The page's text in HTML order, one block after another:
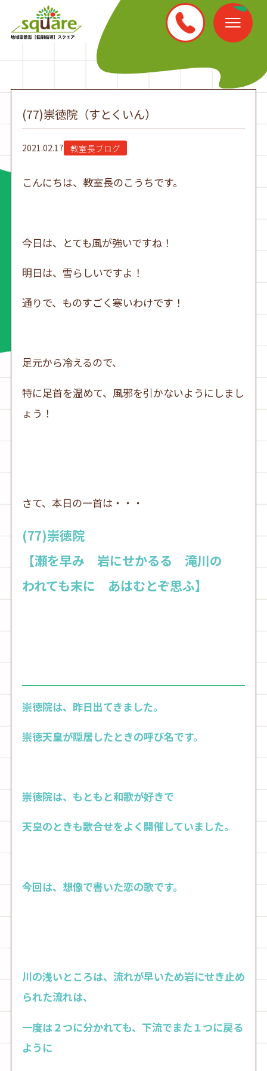
(77)崇徳院（すとくいん）
2021.02.17 教室長ブログ
こんにちは、教室長のこうちです。
今日は、とても風が強いですね！
明日は、雪らしいですよ！
通りで、ものすごく寒いわけです！
足元から冷えるので、
特に足首を温めて、風邪を引かないようにしまし
ょう！
さて、本日の一首は・・・
(77)崇徳院
【瀬を早み 岩にせかるる 滝川の
われても末に あはむとぞ思ふ】
崇徳院は、昨日出てきました。
崇徳天皇が隠居したときの呼び名です。
崇徳院は、もともと和歌が好きで
天皇のときも歌合せをよく開催していました。
今回は、想像で書いた恋の歌です。
川の浅いところは、流れが早いため岩にせき止め
られた流れは、
一度は２つに分かれても、下流でまた１つに戻る
ように